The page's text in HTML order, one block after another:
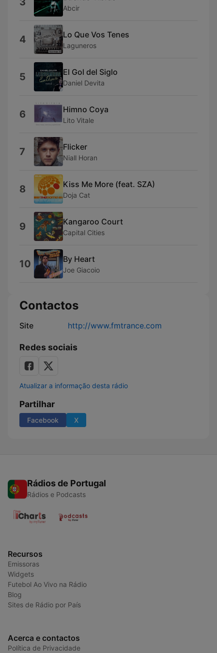
Abcir
4 Lo Que Vos Tenes
Laguneros
5 El Gol del Siglo
Daniel Devita
6 Himno Coya
Lito Vitale
7 Flicker
Niall Horan
8 Kiss Me More (feat. SZA)
Doja Cat
9 Kangaroo Court
Capital Cities
10 By Heart
Joe Giacoio
Contactos
Site http://www.fmtrance.com
Redes sociais
Atualizar a informação desta rádio
Partilhar
Facebook X
Rádios de Portugal
Rádios e Podcasts
Recursos
Emissoras
Widgets
Futebol Ao Vivo na Rádio
Blog
Sites de Rádio por País
Acerca e contactos
Política de Privacidade